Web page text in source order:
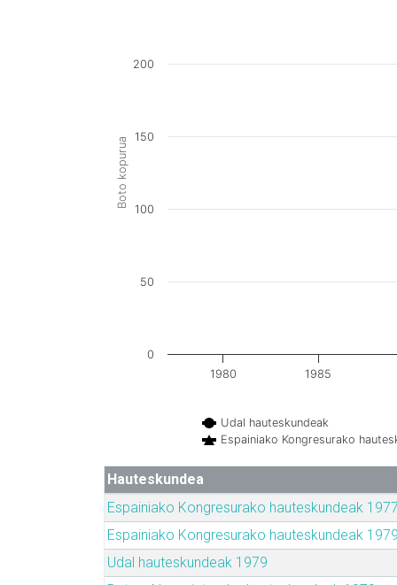
Boto kopurua
Udal hauteskundeak
Espainiako Kongresurako
1980 1985
0
50
100
150
200
Hauteskundea
Espainiako Kongresurako hauteskundeak 1977
Espainiako Kongresurako hauteskundeak 1979
Udal hauteskundeak 1979